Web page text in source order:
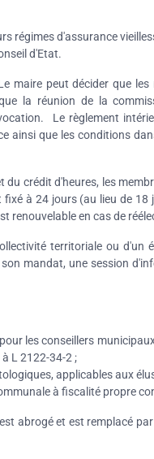
régimes d'assurance
d'Etat.
maire peut décider que les
la réunion de la
Le règlement
ainsi que les conditions
crédit d'heures, les
à 24 jours (au lieu de 18
renouvelable en cas de
territoriale ou d'un
mandat, une session
les conseillers
L 2122-34-2 ;
applicables aux
à fiscalité propre
abrogé et est remplacé par